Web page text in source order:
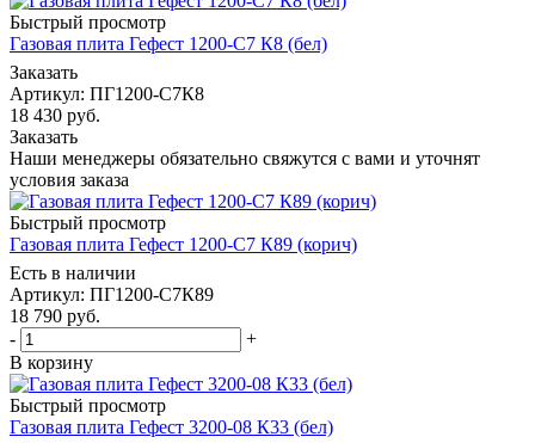
Быстрый просмотр
Газовая плита Гефест 1200-С7 К8 (бел)
Заказать
Артикул: ПГ1200-С7К8
18 430 руб.
Заказать
Наши менеджеры обязательно свяжутся с вами и уточнят
условия заказа
Быстрый просмотр
Газовая плита Гефест 1200-С7 К89 (корич)
Есть в наличии
Артикул: ПГ1200-С7К89
18 790 руб.
-
+
В корзину
Быстрый просмотр
Газовая плита Гефест 3200-08 К33 (бел)